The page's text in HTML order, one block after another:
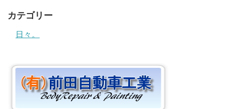
カテゴリー
日々。